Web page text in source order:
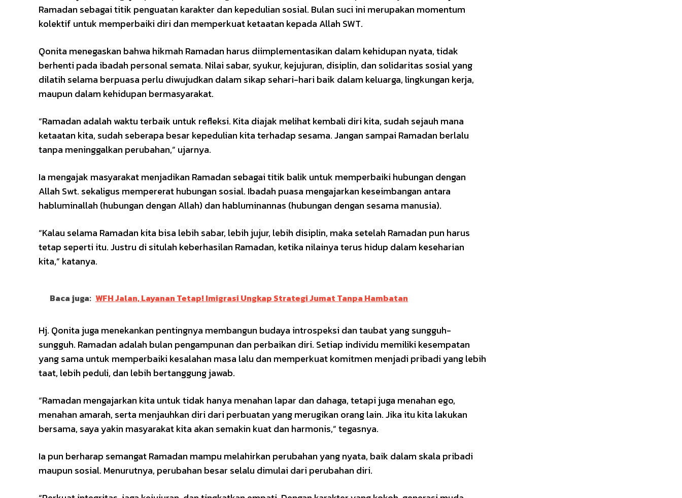
Ramadan sebagai titik penguatan karakter dan kepedulian sosial. Bulan suci ini merupakan momentum
kolektif untuk memperbaiki diri dan memperkuat ketaatan kepada Allah SWT.
Qonita menegaskan bahwa hikmah Ramadan harus diimplementasikan dalam kehidupan nyata, tidak
berhenti pada ibadah personal semata. Nilai sabar, syukur, kejujuran, disiplin, dan solidaritas sosial yang
dilatih selama berpuasa perlu diwujudkan dalam sikap sehari-hari baik dalam keluarga, lingkungan kerja,
maupun dalam kehidupan bermasyarakat.
“Ramadan adalah waktu terbaik untuk refleksi. Kita diajak melihat kembali diri kita, sudah sejauh mana
ketaatan kita, sudah seberapa besar kepedulian kita terhadap sesama. Jangan sampai Ramadan berlalu
tanpa meninggalkan perubahan,” ujarnya.
Ia mengajak masyarakat menjadikan Ramadan sebagai titik balik untuk memperbaiki hubungan dengan
Allah Swt. sekaligus mempererat hubungan sosial. Ibadah puasa mengajarkan keseimbangan antara
habluminallah (hubungan dengan Allah) dan habluminannas (hubungan dengan sesama manusia).
“Kalau selama Ramadan kita bisa lebih sabar, lebih jujur, lebih disiplin, maka setelah Ramadan pun harus
tetap seperti itu. Justru di situlah keberhasilan Ramadan, ketika nilainya terus hidup dalam keseharian
kita,” katanya.
Baca juga: WFH Jalan, Layanan Tetap! Imigrasi Ungkap Strategi Jumat Tanpa Hambatan
Hj. Qonita juga menekankan pentingnya membangun budaya introspeksi dan taubat yang sungguh-
sungguh. Ramadan adalah bulan pengampunan dan perbaikan diri. Setiap individu memiliki kesempatan
yang sama untuk memperbaiki kesalahan masa lalu dan memperkuat komitmen menjadi pribadi yang lebih
taat, lebih peduli, dan lebih bertanggung jawab.
“Ramadan mengajarkan kita untuk tidak hanya menahan lapar dan dahaga, tetapi juga menahan ego,
menahan amarah, serta menjauhkan diri dari perbuatan yang merugikan orang lain. Jika itu kita lakukan
bersama, saya yakin masyarakat kita akan semakin kuat dan harmonis,” tegasnya.
Ia pun berharap semangat Ramadan mampu melahirkan perubahan yang nyata, baik dalam skala pribadi
maupun sosial. Menurutnya, perubahan besar selalu dimulai dari perubahan diri.